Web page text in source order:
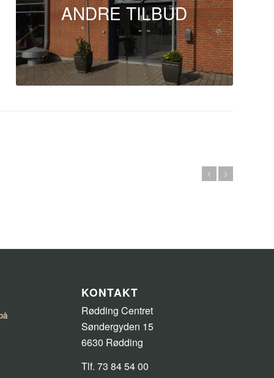
ANDRE TILBUD
KONTAKT
Rødding Centret
Søndergyden 15
6630 Rødding
Tlf. 73 84 54 00